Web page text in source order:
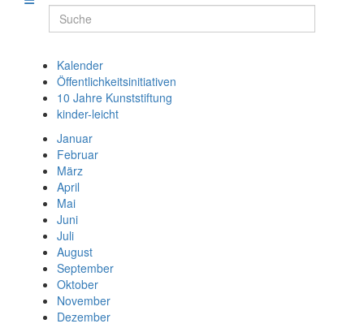
Kalender
Öffentlichkeitsinitiativen
10 Jahre Kunststiftung
kinder-leicht
Januar
Februar
März
April
Mai
Juni
Juli
August
September
Oktober
November
Dezember